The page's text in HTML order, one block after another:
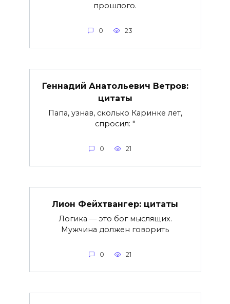
прошлого.
0 23
Геннадий Анатольевич Ветров:
цитаты
Папа, узнав, сколько Каринке лет,
спросил: "
0 21
Лион Фейхтвангер: цитаты
Логика — это бог мыслящих.
Мужчина должен говорить
0 21